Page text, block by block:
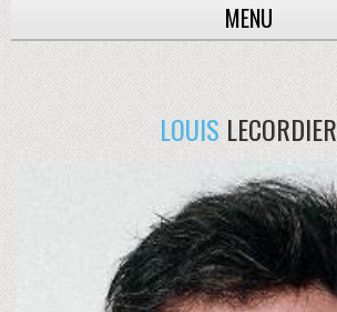
MENU
LOUISLECORDIER